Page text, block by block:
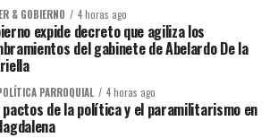
& GOBIERNO 4 horas ago
expide decreto que agiliza los
del gabinete de Abelardo De la
PARROQUIAL 4 horas ago
pactos de la política y el paramilitarismo en